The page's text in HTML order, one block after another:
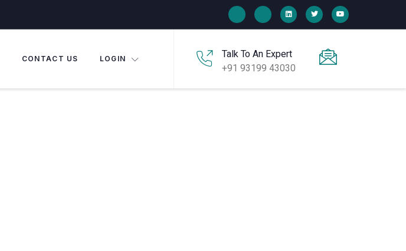
CONTACT US LOGIN
Talk To An Expert
+91 93199 43030